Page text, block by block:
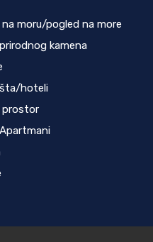
moru/pogled na more
kamena
hoteli
prostor